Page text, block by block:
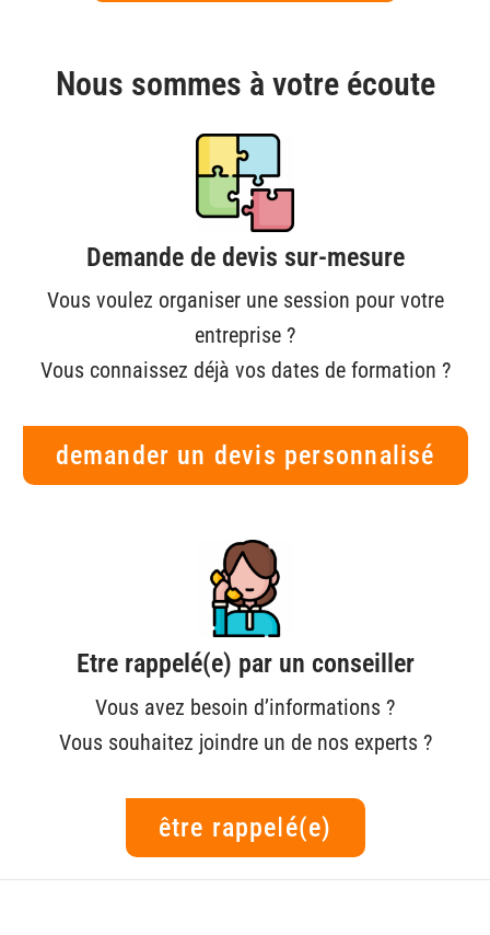
Nous sommes à votre écoute
Demande de devis sur-mesure
Vous voulez organiser une session pour votre
entreprise ?
Vous connaissez déjà vos dates de formation ?
demander un devis personnalisé
Etre rappelé(e) par un conseiller
Vous avez besoin d’informations ?
Vous souhaitez joindre un de nos experts ?
être rappelé(e)